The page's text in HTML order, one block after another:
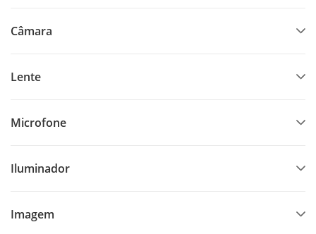
Câmara
Lente
Microfone
Iluminador
Imagem